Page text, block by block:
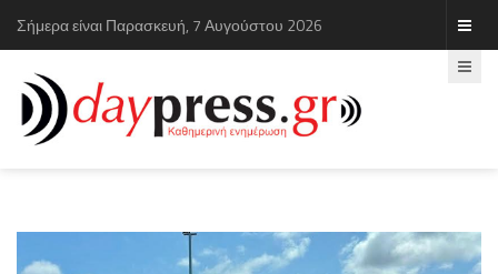
Σήμερα είναι Παρασκευή, 7 Αυγούστου 2026